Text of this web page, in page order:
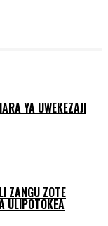
YA UWEKEZAJI
ZANGU ZOTE
ULIPOTOKEA